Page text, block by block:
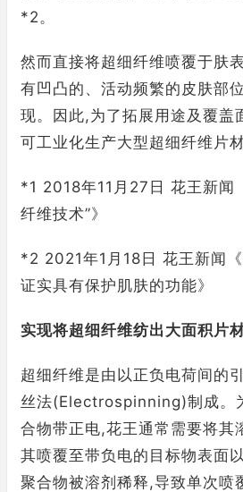
*2。
然而直接将超细纤维喷覆于肤
有凹凸的、活动频繁的皮肤部
现。因此,为了拓展用途及覆盖
可工业化生产大型超细纤维片材
*1 2018年11月27日 花王新闻
纤维技术”》
*2 2021年1月18日 花王新闻《
证实具有保护肌肤的功能》
实现将超细纤维纺出大面积片
超细纤维是由以正负电荷间的
丝法(Electrospinning)制成。
合物带正电,花王通常需要将其
其喷覆至带负电的目标物表面
聚合物被溶剂稀释,导致单次喷